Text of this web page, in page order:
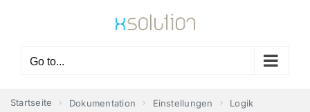
Go to...
Startseite Dokumentation Einstellungen
Logik